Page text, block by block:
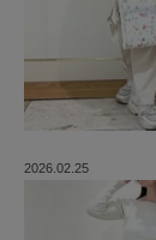
2026.02.25